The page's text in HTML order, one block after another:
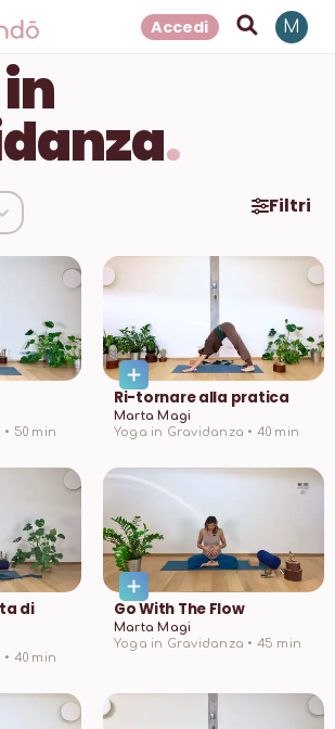
Accedi M
.
Filtri
50 min
Ri-tornare alla pratica
Marta Magi
Yoga in Gravidanza • 40 min
di
40 min
Go With The Flow
Marta Magi
Yoga in Gravidanza • 45 min